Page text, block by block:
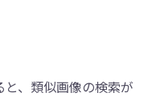
と、類似画像の検索が